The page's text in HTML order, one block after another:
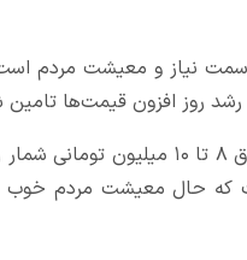
سمت نیاز و معیشت مردم
رشد روز افزون قیمت‌ها
و
که حال معیشت مردم خوب